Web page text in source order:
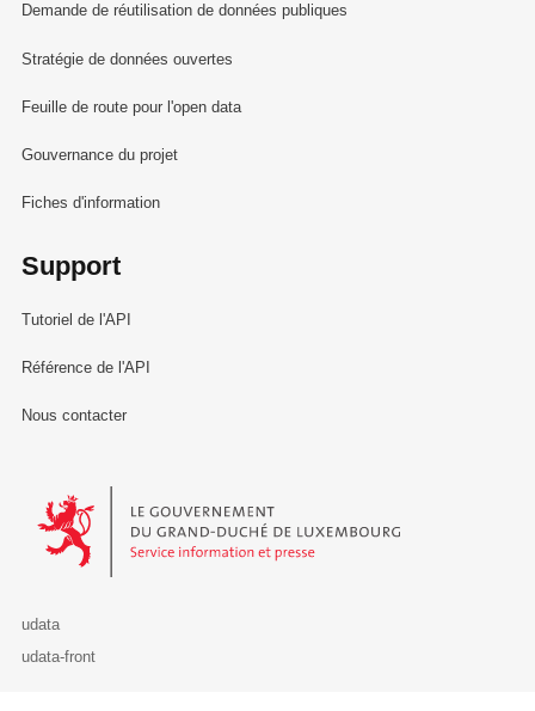
Demande de réutilisation de données publiques
Stratégie de données ouvertes
Feuille de route pour l'open data
Gouvernance du projet
Fiches d'information
Support
Tutoriel de l'API
Référence de l'API
Nous contacter
Le Gouvernement du Grand-Duché de Luxembourg - Service
udata
udata-front